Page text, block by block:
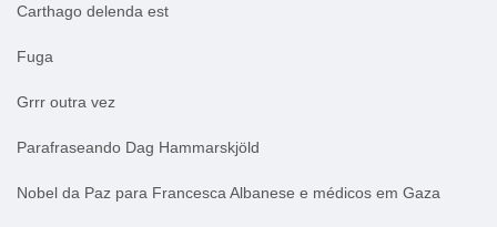
Carthago delenda est
Fuga
Grrr outra vez
Parafraseando Dag Hammarskjöld
Nobel da Paz para Francesca Albanese e médicos em Gaza